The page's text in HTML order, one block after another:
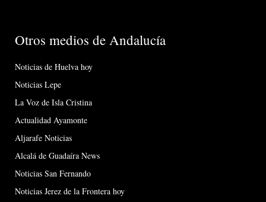
Otros medios de Andalucía
Noticias de Huelva hoy
Noticias Lepe
La Voz de Isla Cristina
Actualidad Ayamonte
Aljarafe Noticias
Alcalá de Guadaíra News
Noticias San Fernando
Noticias Jerez de la Frontera hoy